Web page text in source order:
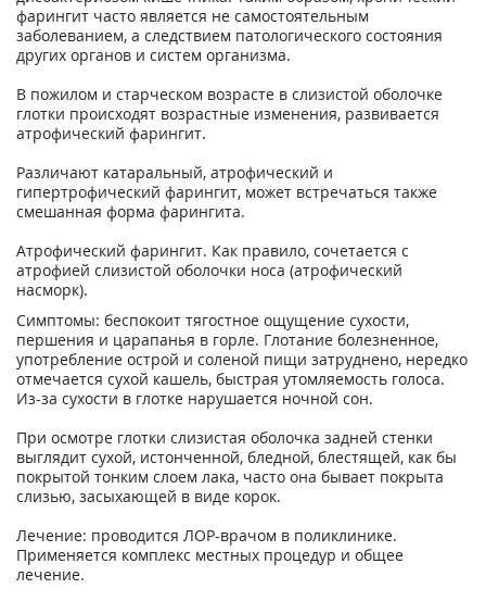
фарингит часто является не самостоятельным
заболеванием, а следствием патологического состояния
других органов и систем организма.
В пожилом и старческом возрасте в слизистой оболочке
глотки происходят возрастные изменения, развивается
атрофический фарингит.
Различают катаральный, атрофический и
гипертрофический фарингит, может встречаться также
смешанная форма фарингита.
Атрофический фарингит. Как правило, сочетается с
атрофией слизистой оболочки носа (атрофический
насморк).
Симптомы: беспокоит тягостное ощущение сухости,
першения и царапанья в горле. Глотание болезненное,
употребление острой и соленой пищи затруднено, нередко
отмечается сухой кашель, быстрая утомляемость голоса.
Из-за сухости в глотке нарушается ночной сон.
При осмотре глотки слизистая оболочка задней стенки
выглядит сухой, истонченной, бледной, блестящей, как бы
покрытой тонким слоем лака, часто она бывает покрыта
слизью, засыхающей в виде корок.
Лечение: проводится ЛОР-врачом в поликлинике.
Применяется комплекс местных процедур и общее
лечение.